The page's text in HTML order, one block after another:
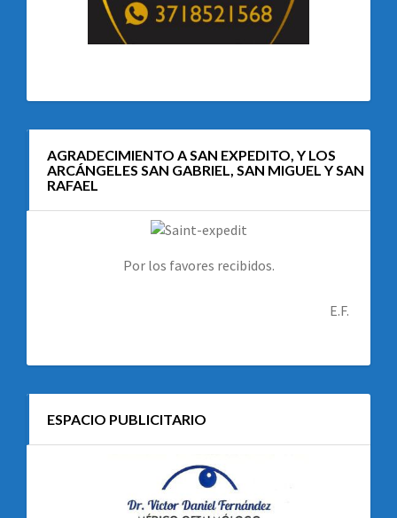
AGRADECIMIENTO A SAN EXPEDITO, Y LOS
ARCÁNGELES SAN GABRIEL, SAN MIGUEL Y SAN
RAFAEL
Por los favores recibidos.
E.F.
ESPACIO PUBLICITARIO